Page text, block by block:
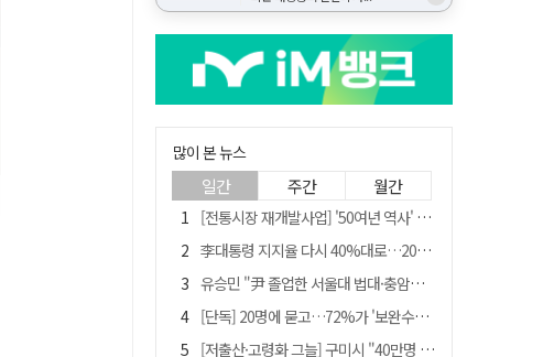
많이 본 뉴스
일간 주간 월간
[전통시장 재개발사업] '50여년 역사' 수성시장 자리에 25층 주상복합 들어선다
李대통령 지지율 다시 40%대로…20대는 18.8%p 급락
유승민 "尹 졸업한 서울대 법대·충암고도 없애야"…李 육사 통합 직격
[단독] 20명에 묻고…72%가 '보완수사권 폐지'?
[저출산·고령화 그늘] 구미시 "40만명 사수" 고령군 "3만명대 회복"